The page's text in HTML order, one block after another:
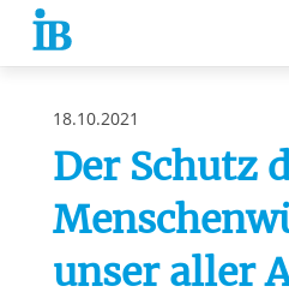
Springe zum Inhalt
18.10.2021
Der Schutz
unser aller